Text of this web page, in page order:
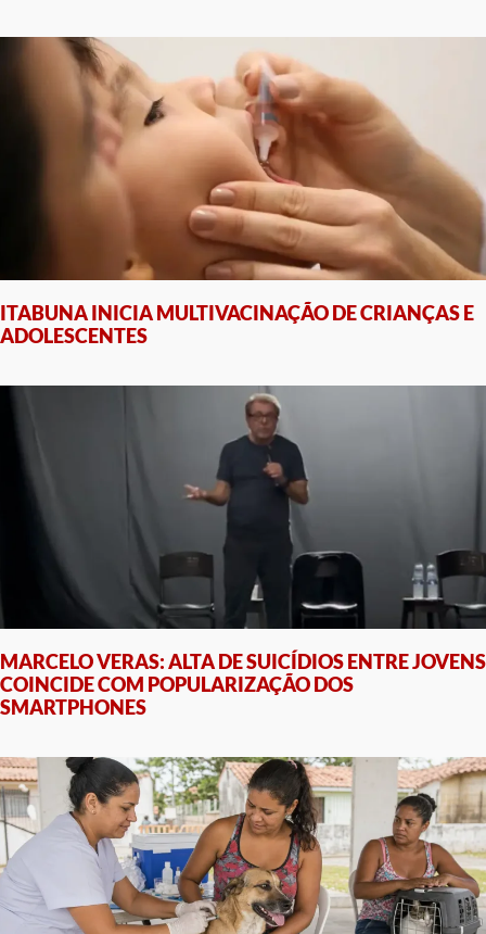
ITABUNA INICIA MULTIVACINAÇÃO DE CRIANÇAS E
ADOLESCENTES
MARCELO VERAS: ALTA DE SUICÍDIOS ENTRE JOVENS
COINCIDE COM POPULARIZAÇÃO DOS
SMARTPHONES